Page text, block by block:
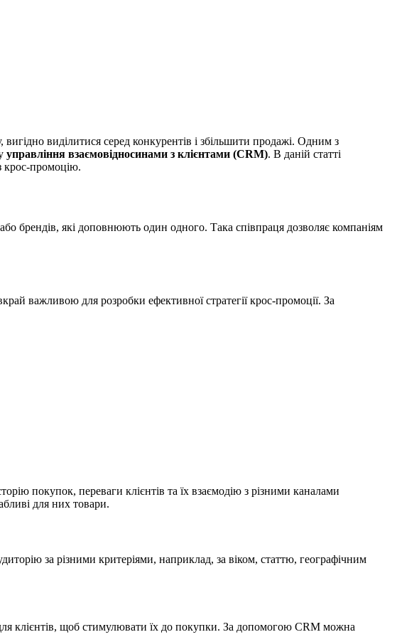
виділитися серед конкурентів і збільшити продажі. Одним з
управління взаємовідносинами з клієнтами (CRM). В даній статті
крос-промоцію.
брендів, які доповнюють один одного. Така співпраця дозволяє компаніям
важливою для розробки ефективної стратегії крос-промоції. За
покупок, переваги клієнтів та їх взаємодію з різними каналами
для них товари.
за різними критеріями, наприклад, за віком, статтю, географічним
клієнтів, щоб стимулювати їх до покупки. За допомогою CRM можна